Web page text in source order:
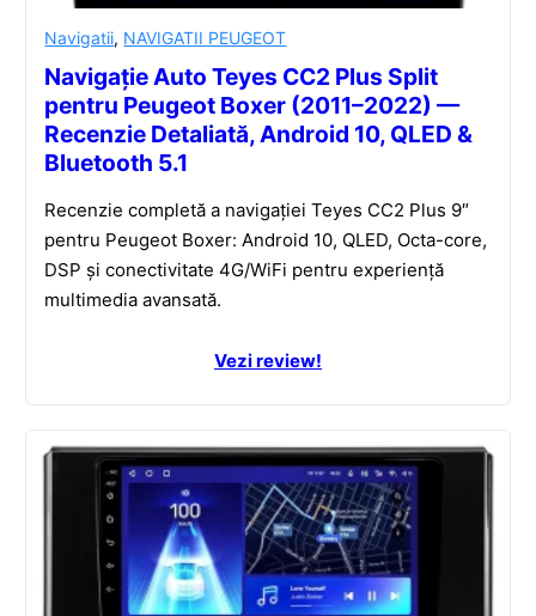
Navigatii, NAVIGATII PEUGEOT
Navigație Auto Teyes CC2 Plus Split
pentru Peugeot Boxer (2011–2022) —
Recenzie Detaliată, Android 10, QLED &
Bluetooth 5.1
Recenzie completă a navigației Teyes CC2 Plus 9″
pentru Peugeot Boxer: Android 10, QLED, Octa-core,
DSP și conectivitate 4G/WiFi pentru experiență
multimedia avansată.
Vezi review!